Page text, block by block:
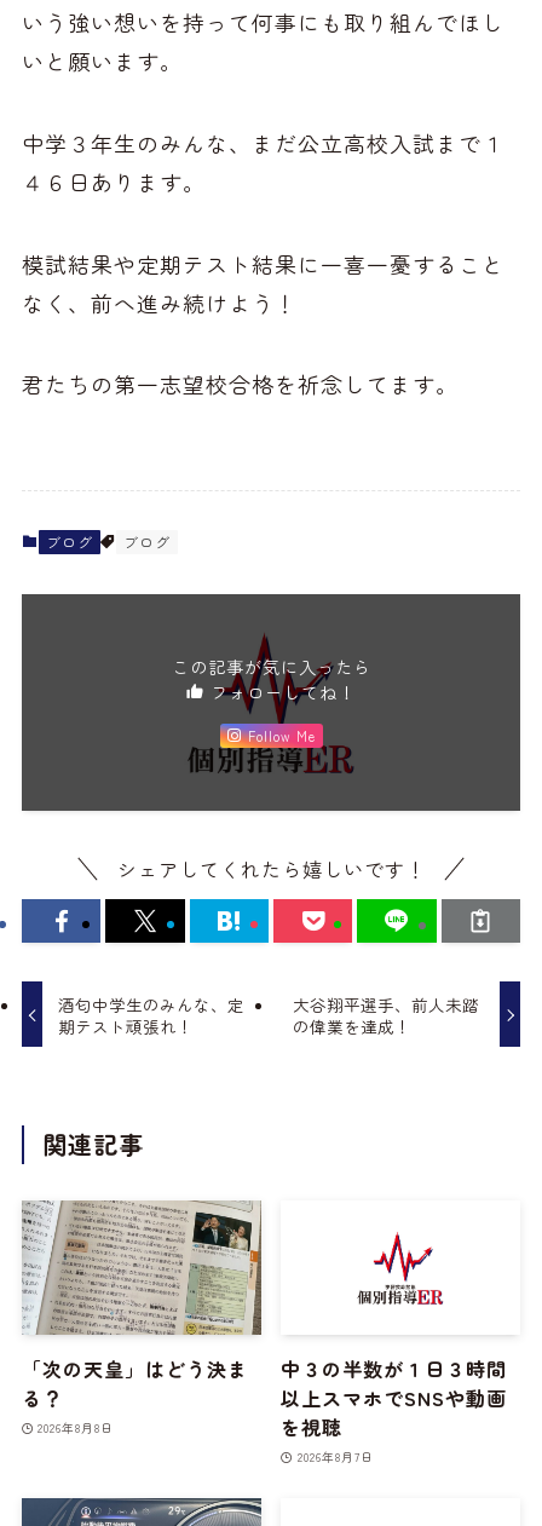
いう強い想いを持って何事にも取り組んでほし
いと願います。
中学３年生のみんな、まだ公立高校入試まで１
４６日あります。
模試結果や定期テスト結果に一喜一憂すること
なく、前へ進み続けよう！
君たちの第一志望校合格を祈念してます。
ブログ ブログ
この記事が気に入ったら
フォローしてね！
Follow Me
シェアしてくれたら嬉しいです！
酒匂中学生のみんな、定
期テスト頑張れ！
大谷翔平選手、前人未踏
の偉業を達成！
関連記事
「次の天皇」はどう決ま
る？
2026年8月8日
中３の半数が１日３時間
以上スマホでSNSや動画
を視聴
2026年8月7日